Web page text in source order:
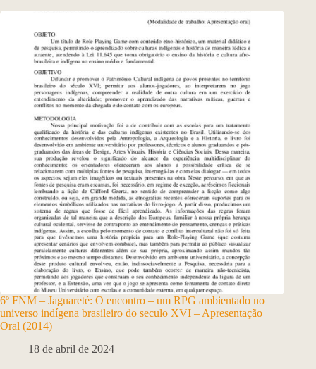
6º FNM – Jaguareté: O encontro – um RPG ambientado no
universo indígena brasileiro do seculo XVI – Apresentação
Oral (2014)
18 de abril de 2024